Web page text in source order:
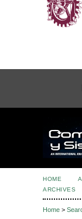
HOME
ARCHIVES
Home >